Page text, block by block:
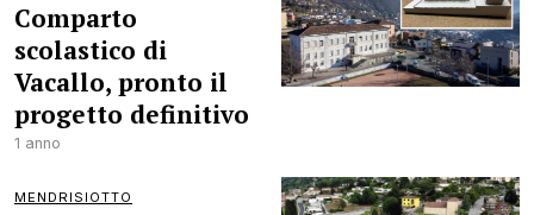
Comparto
scolastico di
Vacallo, pronto il
progetto definitivo
1 anno
MENDRISIOTTO